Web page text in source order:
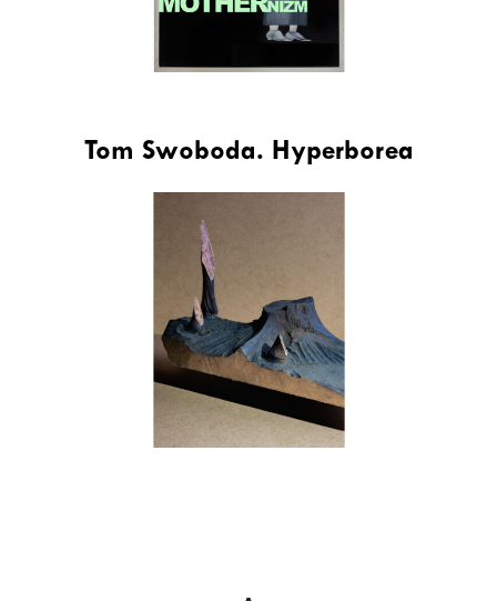
Tom Swoboda. Hyperborea